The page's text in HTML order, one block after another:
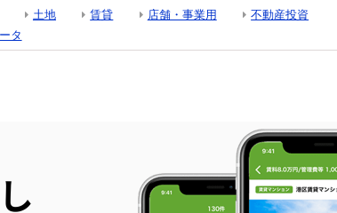
土地 賃貸 店舗・事業用
不動産投資
タ